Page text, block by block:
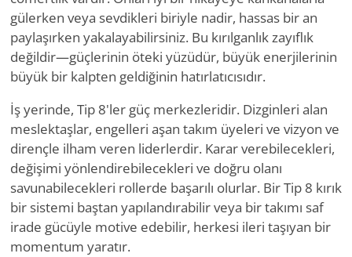
gülerken veya sevdikleri biriyle nadir, hassas bir an
paylaşırken yakalayabilirsiniz. Bu kırılganlık zayıflık
değildir—güçlerinin öteki yüzüdür, büyük enerjilerinin
büyük bir kalpten geldiğinin hatırlatıcısıdır.
İş yerinde, Tip 8'ler güç merkezleridir. Dizginleri alan
meslektaşlar, engelleri aşan takım üyeleri ve vizyon ve
dirençle ilham veren liderlerdir. Karar verebilecekleri,
değişimi yönlendirebilecekleri ve doğru olanı
savunabilecekleri rollerde başarılı olurlar. Bir Tip 8 kırık
bir sistemi baştan yapılandırabilir veya bir takımı saf
irade gücüyle motive edebilir, herkesi ileri taşıyan bir
momentum yaratır.